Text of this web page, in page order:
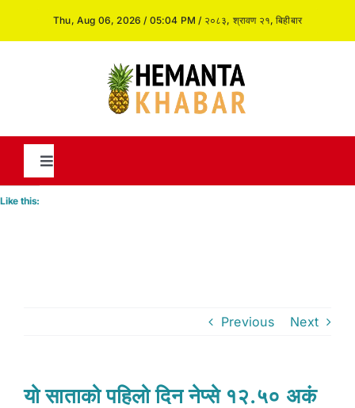
Thu, Aug 06, 2026 / 05:04 PM / २०८३, श्रावण २१, बिहीबार
Toggle
Navigation
Stock market
Like this:
Previous Next
यो साताको पहिलो दिन नेप्से १२.५० अकं